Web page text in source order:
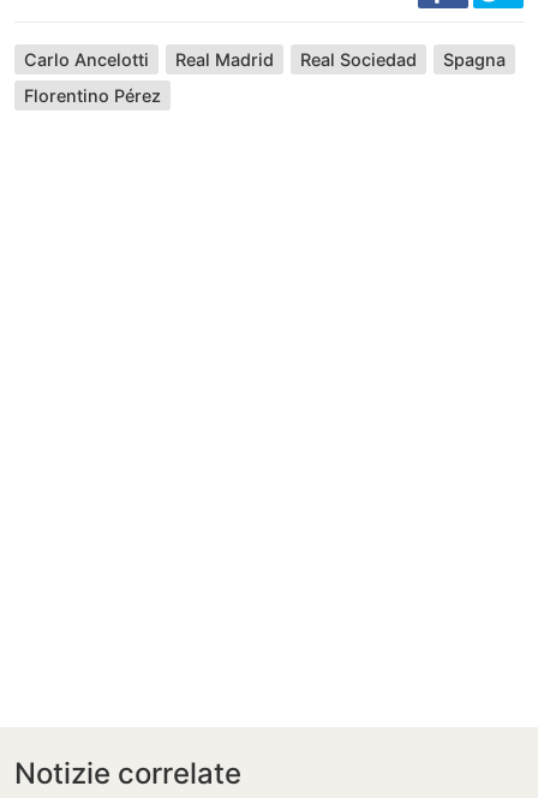
Carlo Ancelotti Real Madrid Real Sociedad
Spagna
Florentino Pérez
Notizie correlate